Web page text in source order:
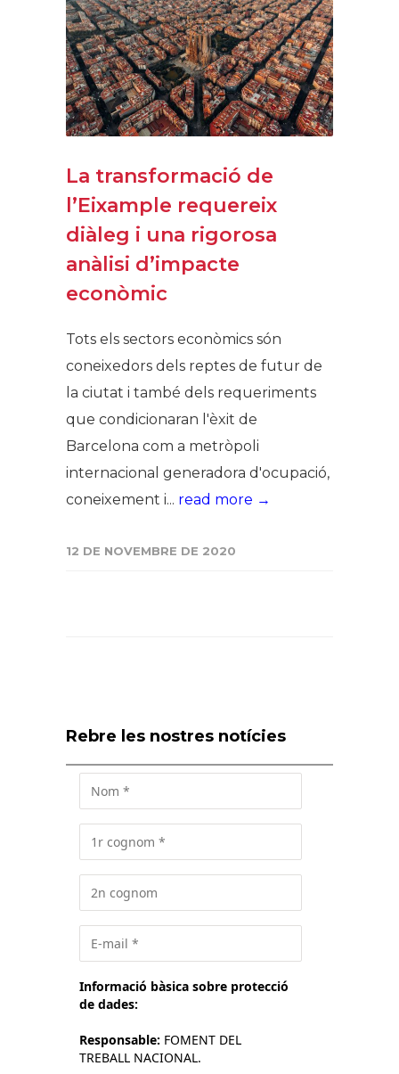
La transformació de
l’Eixample requereix
diàleg i una rigorosa
anàlisi d’impacte
econòmic
Tots els sectors econòmics són
coneixedors dels reptes de futur de
la ciutat i també dels requeriments
que condicionaran l'èxit de
Barcelona com a metròpoli
internacional generadora d'ocupació,
coneixement i... read more →
12 DE NOVEMBRE DE 2020
Rebre les nostres notícies
Informació bàsica sobre protecció
de dades:
Responsable: FOMENT DEL
TREBALL NACIONAL.